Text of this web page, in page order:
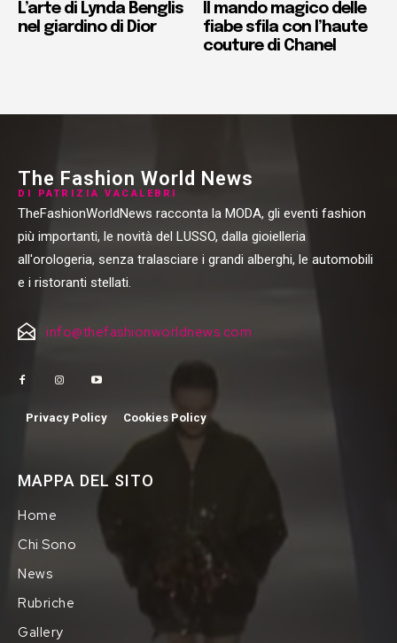
L’arte di Lynda Benglis
nel giardino di Dior
Il mando magico delle
fiabe sfila con l’haute
couture di Chanel
The Fashion World News
DI PATRIZIA VACALEBRI
TheFashionWorldNews racconta la MODA, gli eventi fashion
più importanti, le novità del LUSSO, dalla gioielleria
all'orologeria, senza tralasciare i grandi alberghi, le automobili
e i ristoranti stellati.
info@thefashionworldnews.com
Privacy Policy Cookies Policy
MAPPA DEL SITO
Home
Chi Sono
News
Rubriche
Gallery